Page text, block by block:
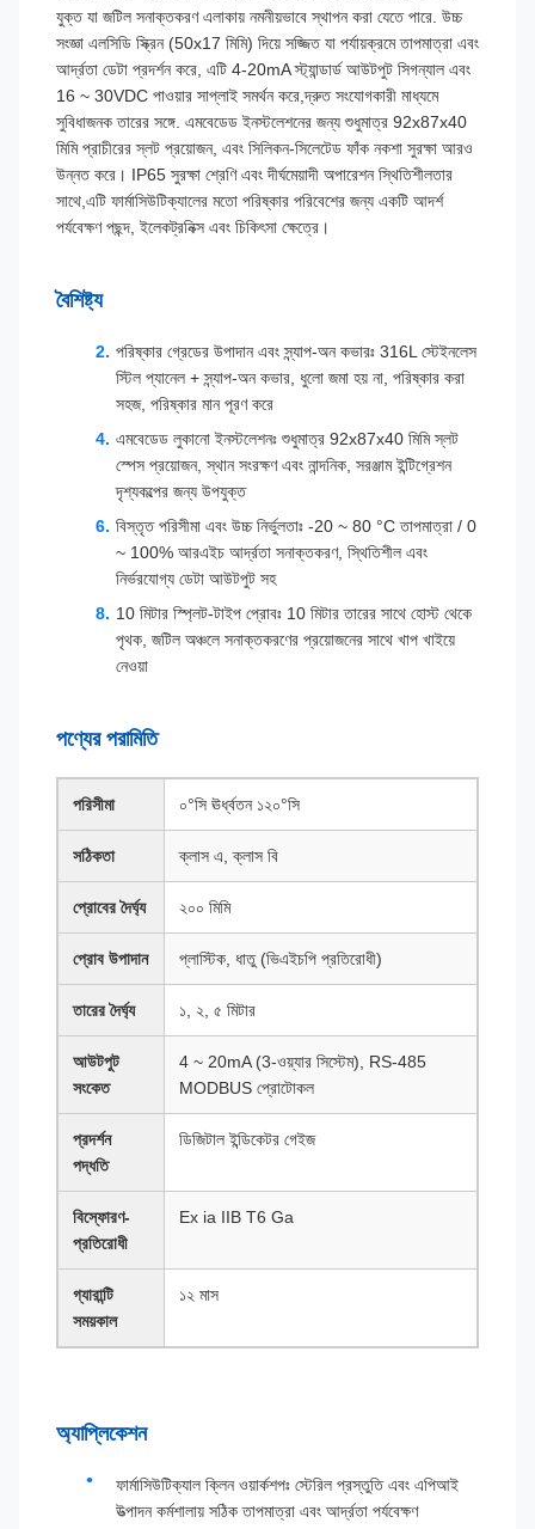
যুক্ত যা জটিল সনাক্তকরণ এলাকায় নমনীয়ভাবে স্থাপন করা যেতে পারে. উচ্চ
সংজ্ঞা এলসিডি স্ক্রিন (50x17 মিমি) দিয়ে সজ্জিত যা পর্যায়ক্রমে তাপমাত্রা এবং
আর্দ্রতা ডেটা প্রদর্শন করে, এটি 4-20mA স্ট্যান্ডার্ড আউটপুট সিগন্যাল এবং
16 ~ 30VDC পাওয়ার সাপ্লাই সমর্থন করে,দ্রুত সংযোগকারী মাধ্যমে
সুবিধাজনক তারের সঙ্গে. এমবেডেড ইনস্টলেশনের জন্য শুধুমাত্র 92x87x40
মিমি প্রাচীরের স্লট প্রয়োজন, এবং সিলিকন-সিলেটেড ফাঁক নকশা সুরক্ষা আরও
উন্নত করে। IP65 সুরক্ষা শ্রেণি এবং দীর্ঘমেয়াদী অপারেশন স্থিতিশীলতার
সাথে,এটি ফার্মাসিউটিক্যালের মতো পরিষ্কার পরিবেশের জন্য একটি আদর্শ
পর্যবেক্ষণ পছন্দ, ইলেকট্রনিক্স এবং চিকিৎসা ক্ষেত্রে।
বৈশিষ্ট্য
পরিষ্কার গ্রেডের উপাদান এবং স্ন্যাপ-অন কভারঃ 316L স্টেইনলেস
স্টিল প্যানেল + স্ন্যাপ-অন কভার, ধুলো জমা হয় না, পরিষ্কার করা
সহজ, পরিষ্কার মান পূরণ করে
এমবেডেড লুকানো ইনস্টলেশনঃ শুধুমাত্র 92x87x40 মিমি স্লট
স্পেস প্রয়োজন, স্থান সংরক্ষণ এবং নান্দনিক, সরঞ্জাম ইন্টিগ্রেশন
দৃশ্যকল্পের জন্য উপযুক্ত
বিস্তৃত পরিসীমা এবং উচ্চ নির্ভুলতাঃ -20 ~ 80 °C তাপমাত্রা / 0
~ 100% আরএইচ আর্দ্রতা সনাক্তকরণ, স্থিতিশীল এবং
নির্ভরযোগ্য ডেটা আউটপুট সহ
10 মিটার স্প্লিট-টাইপ প্রোবঃ 10 মিটার তারের সাথে হোস্ট থেকে
পৃথক, জটিল অঞ্চলে সনাক্তকরণের প্রয়োজনের সাথে খাপ খাইয়ে
নেওয়া
পণ্যের পরামিতি
পরিসীমা ০°সি ঊর্ধ্বতন ১২০°সি
সঠিকতা ক্লাস এ, ক্লাস বি
প্রোবের দৈর্ঘ্য ২০০ মিমি
প্রোব উপাদান প্লাস্টিক, ধাতু (ভিএইচপি প্রতিরোধী)
তারের দৈর্ঘ্য ১, ২, ৫ মিটার
আউটপুট
সংকেত
4 ~ 20mA (3-ওয়্যার সিস্টেম), RS-485
MODBUS প্রোটোকল
প্রদর্শন
পদ্ধতি
ডিজিটাল ইন্ডিকেটর গেইজ
বিস্ফোরণ-
প্রতিরোধী
Ex ia IIB T6 Ga
গ্যারান্টি
সময়কাল
১২ মাস
অ্যাপ্লিকেশন
ফার্মাসিউটিক্যাল ক্লিন ওয়ার্কশপঃ স্টেরিল প্রস্তুতি এবং এপিআই
উত্পাদন কর্মশালায় সঠিক তাপমাত্রা এবং আর্দ্রতা পর্যবেক্ষণ